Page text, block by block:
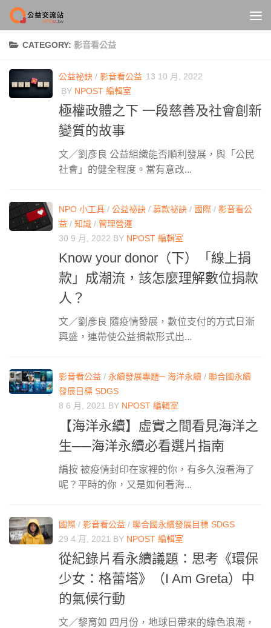
Skip to content
CATEGORY: 影音看公益
公益祕訣 / 影音看公益 13 10 月, 2022
BY NPOST 編輯室
極權政體之下 一段慈善及社會創新
變質的故事
文／劉彥良 公益組織能否順利發展，與「公民
社會」的健全程度。當有意改...
NPO 小工具 / 公益祕訣 / 募款祕訣 / 國際 / 影音看公
益 / 知識 / 管理營運
30 9 月, 2022 BY NPOST 編輯室
Know your donor（下）「線上捐
款」成潮流，該怎麼理解數位捐款
人？
文／劉彥良 隨疫情發展，數位支付的方式日漸
興盛，連帶使公益捐款形式出...
影音看公益 / 永續發展專題─ 海洋永續 / 聯合國永續
發展目標 SDGS
8 6 月, 2021 BY NPOST 編輯室
【海洋永續】虛實之間看見海洋之
生──海洋永續必看選片指南
編按 被疫情封印在家裡的你，有多久沒看海了
呢？平時的你，又是如何看海...
國際 / 影音看公益 / 聯合國永續發展目標 SDGS
29 4 月, 2021 BY NPOST 編輯室
從紀錄片看永續議題：思考《環保
少女：格蕾塔》（I Am Greta）中
的氣候行動
文／黎育如 四月份，地球日帶來的綠色浪潮，